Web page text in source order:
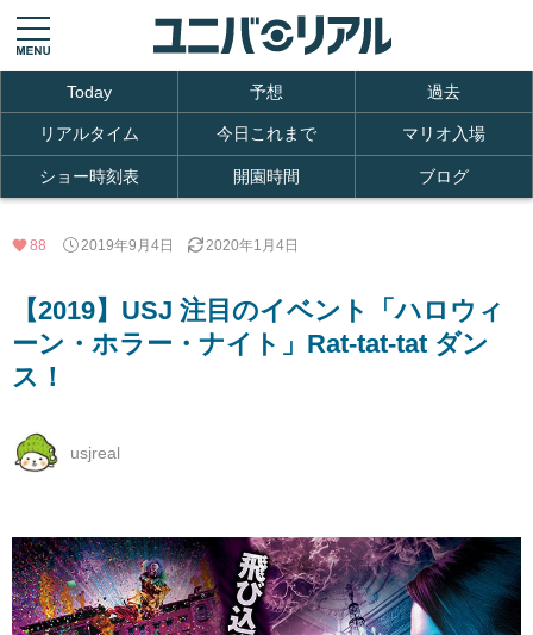
Today 予想 過去
リアルタイム 今日これまで マリオ入場
ショー時刻表 開園時間 ブログ
88 2019年9月4日 2020年1月4日
【2019】USJ 注目のイベント「ハロウィ
ーン・ホラー・ナイト」Rat-tat-tat ダン
ス！
usjreal